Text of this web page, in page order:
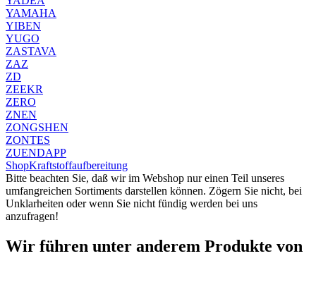
YAMAHA
YIBEN
YUGO
ZASTAVA
ZAZ
ZD
ZEEKR
ZERO
ZNEN
ZONGSHEN
ZONTES
ZUENDAPP
ShopKraftstoffaufbereitung
Bitte beachten Sie, daß wir im Webshop nur einen Teil unseres
umfangreichen Sortiments darstellen können. Zögern Sie nicht, bei
Unklarheiten oder wenn Sie nicht fündig werden bei uns
anzufragen!
Wir führen unter anderem Produkte von